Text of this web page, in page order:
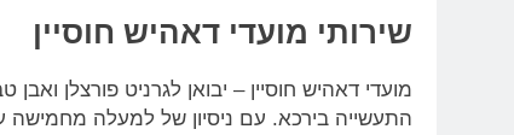
שירותי מועדי דאהיש חוסיין
התעשייה בירכא. עם ניסיון של למעלה